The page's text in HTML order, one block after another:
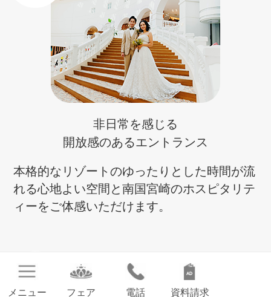
メニュー フェア 電話 資料請求
非日常を感じる
開放感のあるエントランス
本格的なリゾートのゆったりとした時間が流
れる心地よい空間と南国宮崎のホスピタリテ
ィーをご体感いただけます。
Point